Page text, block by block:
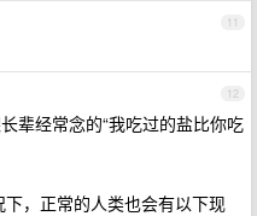
11
12
辈经常念的“我吃过的盐比你吃
，正常的人类也会有以下现